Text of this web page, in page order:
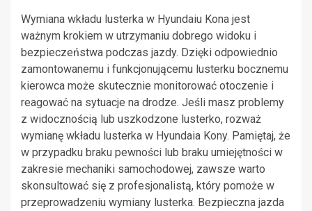
Wymiana wkładu lusterka w Hyundaiu Kona jest
ważnym krokiem w utrzymaniu dobrego widoku i
bezpieczeństwa podczas jazdy. Dzięki odpowiednio
zamontowanemu i funkcjonującemu lusterku bocznemu
kierowca może skutecznie monitorować otoczenie i
reagować na sytuacje na drodze. Jeśli masz problemy
z widocznością lub uszkodzone lusterko, rozważ
wymianę wkładu lusterka w Hyundaia Kony. Pamiętaj, że
w przypadku braku pewności lub braku umiejętności w
zakresie mechaniki samochodowej, zawsze warto
skonsultować się z profesjonalistą, który pomoże w
przeprowadzeniu wymiany lusterka. Bezpieczna jazda